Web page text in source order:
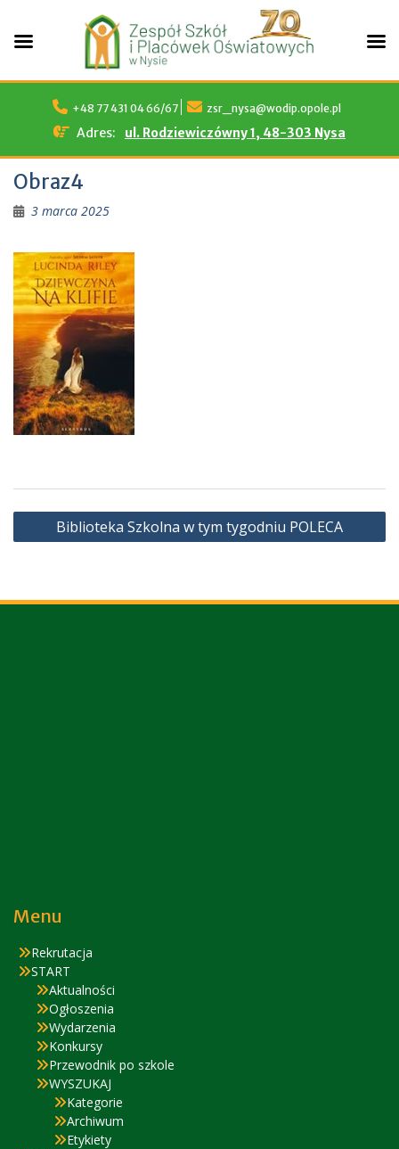
Skip
+48 77 431 04 66/67 zsr_nysa@wodip.opole.pl
Adres: ul. Rodziewiczówny 1, 48-303 Nysa
Obraz4
3 marca 2025
Nawigacja
wpisu
Biblioteka Szkolna w tym tygodniu POLECA
Menu
Rekrutacja
START
Aktualności
Ogłoszenia
Wydarzenia
Konkursy
Przewodnik po szkole
WYSZUKAJ
Kategorie
Archiwum
Etykiety